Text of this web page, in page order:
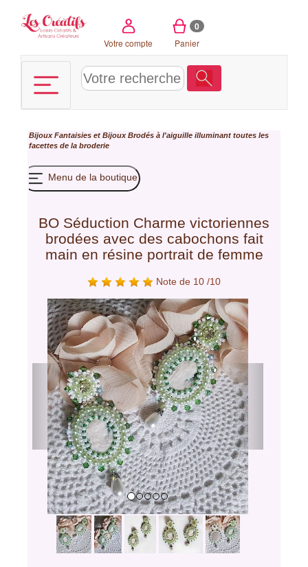
Votre compte
0
Panier
Bijoux Fantaisies et Bijoux Brodés à l'aiguille illuminant toutes les
facettes de la broderie
Menu de la boutique
BO Séduction Charme victoriennes
brodées avec des cabochons fait
main en résine portrait de femme
Note de 10 /10
Previous Next